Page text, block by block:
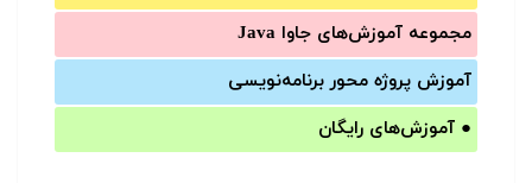
مجموعه آموزش‌های جاوا Java
آموزش‌ پروژه محور برنامه‌نویسی
● آموزش‌های رایگان